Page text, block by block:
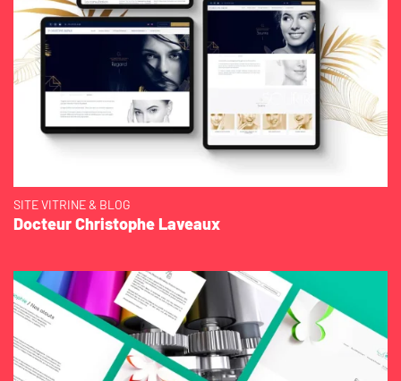
SITE VITRINE & BLOG
Docteur Christophe Laveaux